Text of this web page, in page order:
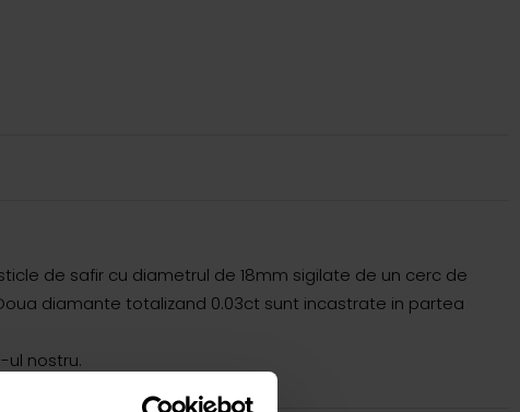
de safir cu diametrul de 18mm sigilate de un cerc de
diamante totalizand 0.03ct sunt incastrate in partea
nostru.